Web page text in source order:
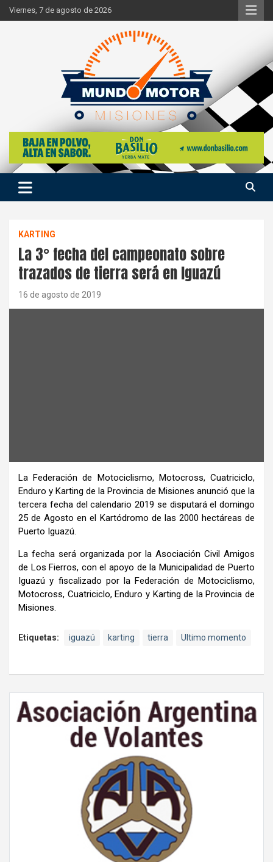
Skip
to
Viernes, 7 de agosto de 2026
Mundo Motor Misiones
Si hay ruido de motores ahí estaremos
KARTING
La 3° fecha del campeonato sobre
trazados de tierra será en Iguazú
16 de agosto de 2019
La Federación de Motociclismo, Motocross, Cuatriciclo,
Enduro y Karting de la Provincia de Misiones anunció que la
tercera fecha del calendario 2019 se disputará el domingo
25 de Agosto en el Kartódromo de las 2000 hectáreas de
Puerto Iguazú.
La fecha será organizada por la Asociación Civil Amigos
de Los Fierros, con el apoyo de la Municipalidad de Puerto
Iguazú y fiscalizado por la Federación de Motociclismo,
Motocross, Cuatriciclo, Enduro y Karting de la Provincia de
Misiones.
Etiquetas: iguazú karting tierra Ultimo momento